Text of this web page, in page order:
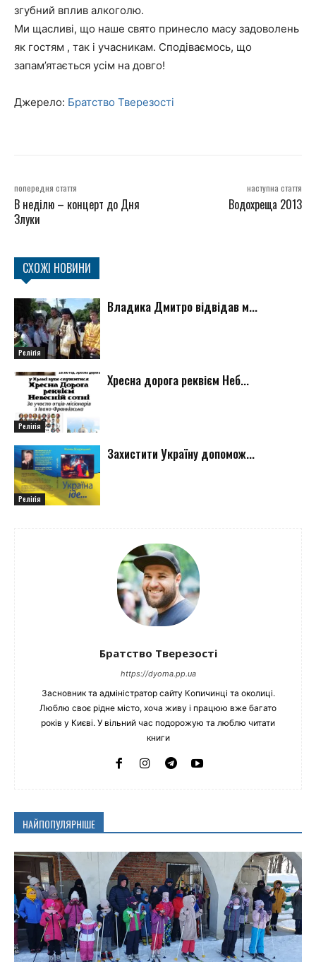
згубний вплив алкоголю.
Ми щасливі, що наше свято принесло масу задоволень
як гостям , так і учасникам. Сподіваємось, що
запам’ятається усім на довго!
Джерело: Братство Тверезості
попередня стаття
В неділю – концерт до Дня
Злуки
наступна стаття
Водохреща 2013
СХОЖІ НОВИНИ
Релігія
Владика Дмитро відвідав м...
Релігія
Хресна дорога реквієм Неб...
Релігія
Захистити Україну допомож...
Братство Тверезості
https://dyoma.pp.ua
Засновник та адміністратор сайту Копичинці та околиці.
Люблю своє рідне місто, хоча живу і працюю вже багато
років у Києві. У вільний час подорожую та люблю читати
книги
НАЙПОПУЛЯРНІШЕ